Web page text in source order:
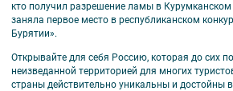
кто получил разрешение ламы в
заняла первое место в республиканском
Бурятии».
Открывайте для себя Россию, которая до сих
неизведанной территорией для многих
страны действительно уникальны и достойны